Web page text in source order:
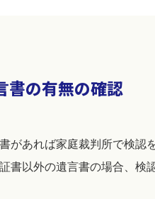
書の有無の確認
があれば家庭裁判所で検認
書以外の遺言書の場合、検